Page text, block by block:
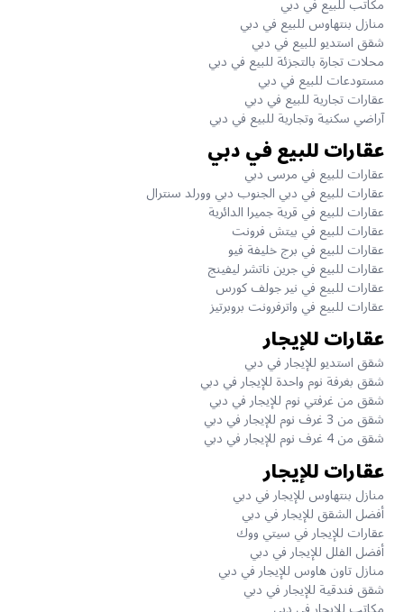
منازل بنتهاوس للبيع في دبي
شقق استديو للبيع في دبي
محلات تجارة بالتجزئة للبيع في دبي
مستودعات للبيع في دبي
عقارات تجارية للبيع في دبي
آراضي سكنية وتجارية للبيع في دبي
عقارات للبيع في دبي
عقارات للبيع في مرسى دبي
عقارات للبيع في دبي الجنوب دبي وورلد سنترال
عقارات للبيع في قرية جميرا الدائرية
عقارات للبيع في بيتش فرونت
عقارات للبيع في برج خليفة فيو
عقارات للبيع في جرين ناتشر ليفينج
عقارات للبيع في نير جولف كورس
عقارات للبيع في واترفرونت بروبرتيز
عقارات للإيجار
شقق استديو للإيجار في دبي
شقق بغرفة نوم واحدة للإيجار في دبي
شقق من غرفتي نوم للإيجار في دبي
شقق من 3 غرف نوم للإيجار في دبي
شقق من 4 غرف نوم للإيجار في دبي
عقارات للإيجار
منازل بنتهاوس للإيجار في دبي
أفضل الشقق للإيجار في دبي
عقارات للإيجار في سيتي ووك
أفضل الفلل للإيجار في دبي
منازل تاون هاوس للإيجار في دبي
شقق فندقية للإيجار في دبي